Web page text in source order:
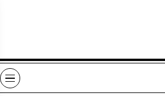
Abrir menu